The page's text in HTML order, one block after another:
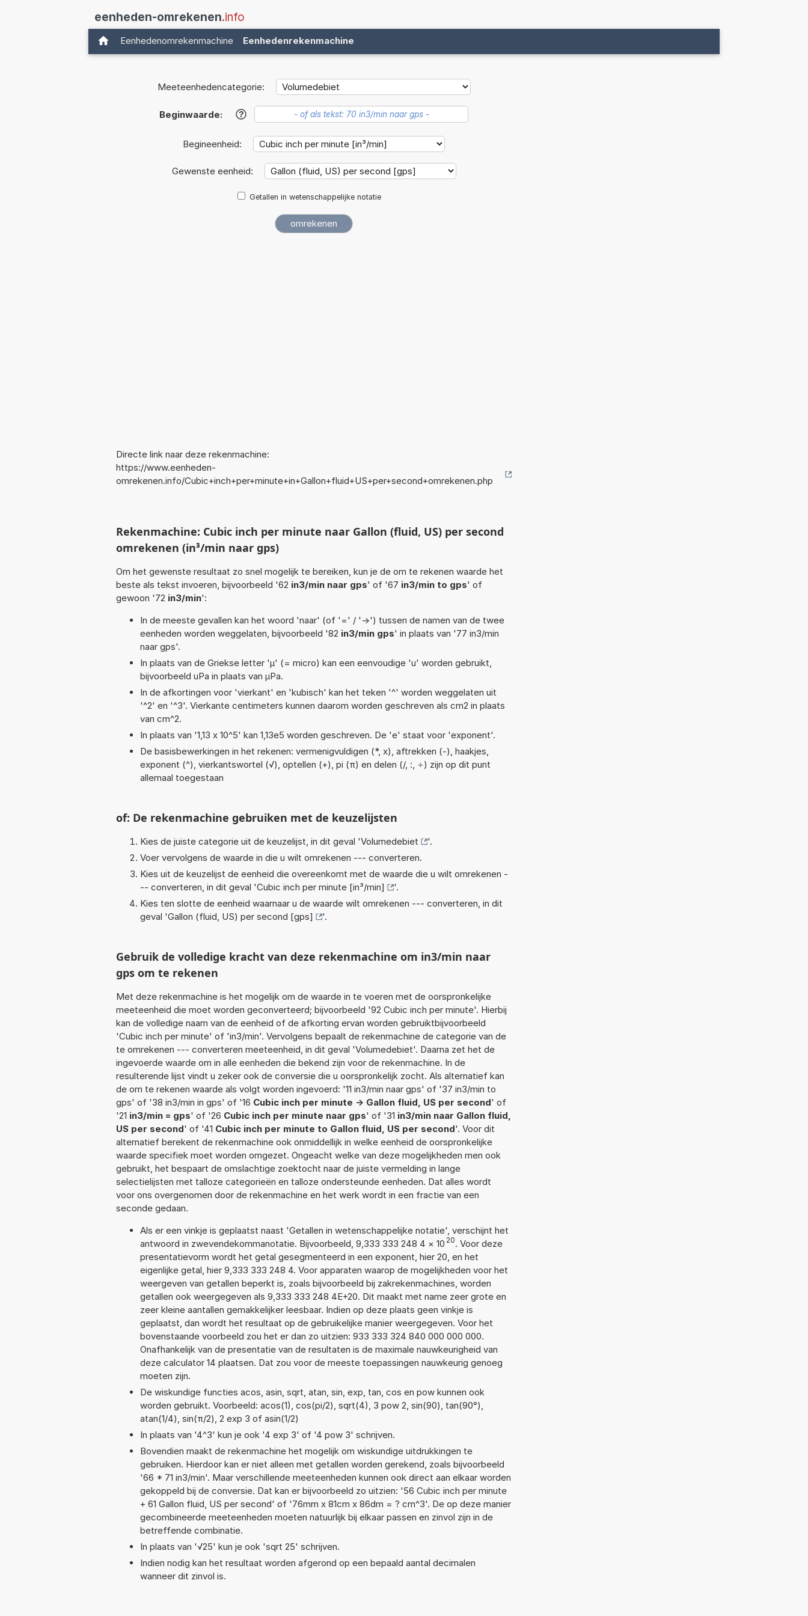
eenheden-omrekenen.info
Eenhedenomrekenmachine Eenhedenrekenmachine
Meeteenhedencategorie:
Beginwaarde: ?
Begineenheid:
Gewenste eenheid:
Getallen in wetenschappelijke notatie
Directe link naar deze rekenmachine:
https://www.eenheden-
omrekenen.info/Cubic+inch+per+minute+in+Gallon+fluid+US+per+second+omrekenen.php
Rekenmachine: Cubic inch per minute naar Gallon (fluid, US) per second
omrekenen (in³/min naar gps)
Om het gewenste resultaat zo snel mogelijk te bereiken, kun je de om te rekenen waarde het
beste als tekst invoeren, bijvoorbeeld '62 in3/min naar gps' of '67 in3/min to gps' of
gewoon '72 in3/min':
In de meeste gevallen kan het woord 'naar' (of '=' / '->') tussen de namen van de twee
eenheden worden weggelaten, bijvoorbeeld '82 in3/min gps' in plaats van '77 in3/min
naar gps'.
In plaats van de Griekse letter 'µ' (= micro) kan een eenvoudige 'u' worden gebruikt,
bijvoorbeeld uPa in plaats van µPa.
In de afkortingen voor 'vierkant' en 'kubisch' kan het teken '^' worden weggelaten uit
'^2' en '^3'. Vierkante centimeters kunnen daarom worden geschreven als cm2 in plaats
van cm^2.
In plaats van '1,13 x 10^5' kan 1,13e5 worden geschreven. De 'e' staat voor 'exponent'.
De basisbewerkingen in het rekenen: vermenigvuldigen (*, x), aftrekken (-), haakjes,
exponent (^), vierkantswortel (√), optellen (+), pi (π) en delen (/, :, ÷) zijn op dit punt
allemaal toegestaan
of: De rekenmachine gebruiken met de keuzelijsten
Kies de juiste categorie uit de keuzelijst, in dit geval 'Volumedebiet
'.
Voer vervolgens de waarde in die u wilt omrekenen --- converteren.
Kies uit de keuzelijst de eenheid die overeenkomt met de waarde die u wilt omrekenen -
-- converteren, in dit geval 'Cubic inch per minute [in³/min]
'.
Kies ten slotte de eenheid waarnaar u de waarde wilt omrekenen --- converteren, in dit
geval 'Gallon (fluid, US) per second [gps] '.
Gebruik de volledige kracht van deze rekenmachine om in3/min naar
gps om te rekenen
Met deze rekenmachine is het mogelijk om de waarde in te voeren met de oorspronkelijke
meeteenheid die moet worden geconverteerd; bijvoorbeeld '92 Cubic inch per minute'. Hierbij
kan de volledige naam van de eenheid of de afkorting ervan worden gebruiktbijvoorbeeld
'Cubic inch per minute' of 'in3/min'. Vervolgens bepaalt de rekenmachine de categorie van de
te omrekenen --- converteren meeteenheid, in dit geval 'Volumedebiet'. Daarna zet het de
ingevoerde waarde om in alle eenheden die bekend zijn voor de rekenmachine. In de
resulterende lijst vindt u zeker ook de conversie die u oorspronkelijk zocht. Als alternatief kan
de om te rekenen waarde als volgt worden ingevoerd: '11 in3/min naar gps' of '37 in3/min to
gps' of '38 in3/min in gps' of '16 Cubic inch per minute -> Gallon fluid, US per second' of
'21 in3/min = gps' of '26 Cubic inch per minute naar gps' of '31 in3/min naar Gallon fluid,
US per second' of '41 Cubic inch per minute to Gallon fluid, US per second'. Voor dit
alternatief berekent de rekenmachine ook onmiddellijk in welke eenheid de oorspronkelijke
waarde specifiek moet worden omgezet. Ongeacht welke van deze mogelijkheden men ook
gebruikt, het bespaart de omslachtige zoektocht naar de juiste vermelding in lange
selectielijsten met talloze categorieën en talloze ondersteunde eenheden. Dat alles wordt
voor ons overgenomen door de rekenmachine en het werk wordt in een fractie van een
seconde gedaan.
Als er een vinkje is geplaatst naast 'Getallen in wetenschappelijke notatie', verschijnt het
antwoord in zwevendekommanotatie. Bijvoorbeeld, 9,333 333 248 4 × 10 20. Voor deze
presentatievorm wordt het getal gesegmenteerd in een exponent, hier 20, en het
eigenlijke getal, hier 9,333 333 248 4. Voor apparaten waarop de mogelijkheden voor het
weergeven van getallen beperkt is, zoals bijvoorbeeld bij zakrekenmachines, worden
getallen ook weergegeven als 9,333 333 248 4E+20. Dit maakt met name zeer grote en
zeer kleine aantallen gemakkelijker leesbaar. Indien op deze plaats geen vinkje is
geplaatst, dan wordt het resultaat op de gebruikelijke manier weergegeven. Voor het
bovenstaande voorbeeld zou het er dan zo uitzien: 933 333 324 840 000 000 000.
Onafhankelijk van de presentatie van de resultaten is de maximale nauwkeurigheid van
deze calculator 14 plaatsen. Dat zou voor de meeste toepassingen nauwkeurig genoeg
moeten zijn.
De wiskundige functies acos, asin, sqrt, atan, sin, exp, tan, cos en pow kunnen ook
worden gebruikt. Voorbeeld: acos(1), cos(pi/2), sqrt(4), 3 pow 2, sin(90), tan(90°),
atan(1/4), sin(π/2), 2 exp 3 of asin(1/2)
In plaats van '4^3' kun je ook '4 exp 3' of '4 pow 3' schrijven.
Bovendien maakt de rekenmachine het mogelijk om wiskundige uitdrukkingen te
gebruiken. Hierdoor kan er niet alleen met getallen worden gerekend, zoals bijvoorbeeld
'66 * 71 in3/min'. Maar verschillende meeteenheden kunnen ook direct aan elkaar worden
gekoppeld bij de conversie. Dat kan er bijvoorbeeld zo uitzien: '56 Cubic inch per minute
+ 61 Gallon fluid, US per second' of '76mm x 81cm x 86dm = ? cm^3'. De op deze manier
gecombineerde meeteenheden moeten natuurlijk bij elkaar passen en zinvol zijn in de
betreffende combinatie.
In plaats van '√25' kun je ook 'sqrt 25' schrijven.
Indien nodig kan het resultaat worden afgerond op een bepaald aantal decimalen
wanneer dit zinvol is.